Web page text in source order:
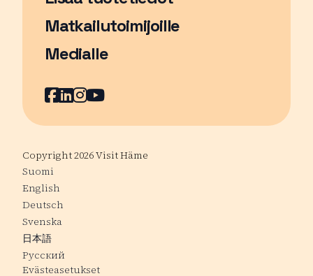
Matkailutoimijoille
Medialle
Facebook
Sivu avautuu uudessa ikkunassa
LinkedIn
Sivu avautuu uudessa ikkunassa
Instagram
Sivu avautuu uudessa
YouTube
Sivu avautuu uudessa
Copyright 2026 Visit Häme
Suomi
English
Deutsch
Svenska
日本語
Русский
Evästeasetukset